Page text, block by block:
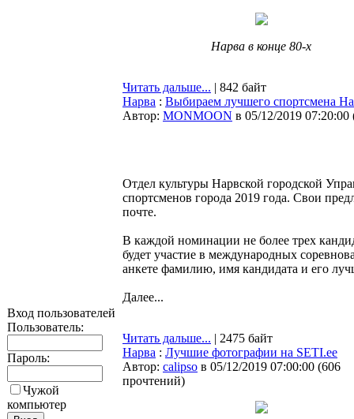
Вход пользователей
Пользователь:
Пароль:
Чужой
компьютер
Нарва в конце 80-х
Читать дальше... | 842 байт
Нарва : Выбираем лучшего спортсмена
Автор: MONMOON в 05/12/2019 07:20:00
Отдел культуры Нарвской городской
спортсменов города 2019 года. Свои
почте.
В каждой номинации не более трех
будет участие в международных
анкете фамилию, имя кандидата и его
Далее...
Читать дальше... | 2475 байт
Нарва : Лучшие фотографии на SETI.ee
Автор: calipso в 05/12/2019 07:00:00 (606
прочтений)